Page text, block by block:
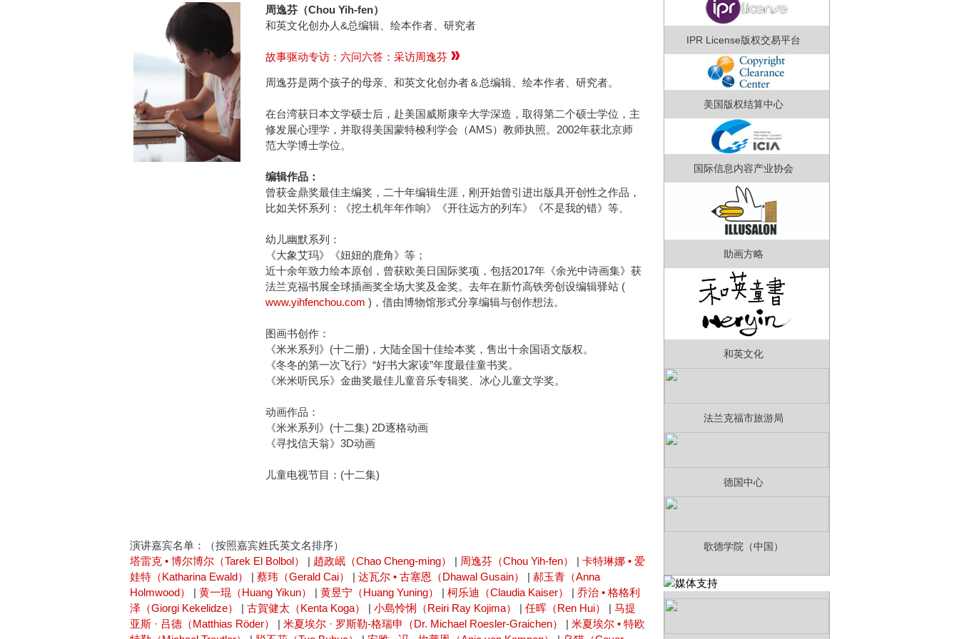
周逸芬（Chou Yih-fen）
和英文化创办人&总编辑、绘本作者、研究者
故事驱动专访：六问六答：采访周逸芬
周逸芬是两个孩子的母亲、和英文化创办者＆总编辑、绘本作者、研究者。
在台湾获日本文学硕士后，赴美国威斯康辛大学深造，取得第二个硕士学位，主
修发展心理学，并取得美国蒙特梭利学会（AMS）教师执照。2002年获北京师
范大学博士学位。
编辑作品：
曾获金鼎奖最佳主编奖，二十年编辑生涯，刚开始曾引进出版具开创性之作品，
比如关怀系列：《挖土机年年作响》《开往远方的列车》《不是我的错》等、
幼儿幽默系列：
《大象艾玛》《妞妞的鹿角》等；
近十余年致力绘本原创，曾获欧美日国际奖项，包括2017年《余光中诗画集》获
法兰克福书展全球插画奖全场大奖及金奖。去年在新竹高铁旁创设编辑驿站 (
www.yihfenchou.com )，借由博物馆形式分享编辑与创作想法。
图画书创作：
《米米系列》(十二册)，大陆全国十佳绘本奖，售出十余国语文版权。
《冬冬的第一次飞行》“好书大家读”年度最佳童书奖。
《米米听民乐》金曲奖最佳儿童音乐专辑奖、冰心儿童文学奖。
动画作品：
《米米系列》(十二集) 2D逐格动画
《寻找信天翁》3D动画
儿童电视节目：(十二集)
演讲嘉宾名单：（按照嘉宾姓氏英文名排序）
塔雷克 • 博尔博尔（Tarek El Bolbol）
| 趙政岷（Chao Cheng-ming） | 周逸芬（Chou Yih-fen） | 卡特琳娜 • 爱
娃特（Katharina Ewald）
| 蔡玮（Gerald Cai） | 达瓦尔 • 古塞恩（Dhawal Gusain） | 郝玉青（Anna
Holmwood）
| 黄一琨（Huang Yikun） | 黄昱宁（Huang Yuning） | 柯乐迪（Claudia Kaiser） | 乔治 • 格格利
泽（Giorgi Kekelidze）
| 古賀健太（Kenta Koga） | 小島怜悧（Reiri Ray Kojima） | 任晖（Ren Hui） | 马提
亚斯 · 吕德（Matthias Röder）
| 米夏埃尔 · 罗斯勒-格瑞申（Dr. Michael Roesler-Graichen） | 米夏埃尔 • 特欧
IPR License版权交易平台
美国版权结算中心
国际信息内容产业协会
助画方略
和英文化
法兰克福市旅游局
德国中心
歌德学院（中国）